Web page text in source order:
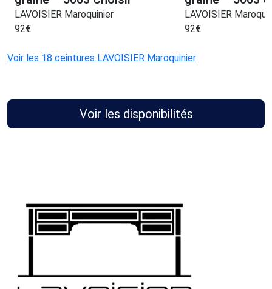
LAVOISIER Maroquinier
92€
LAVOISIER
92€
Voir les 18 ceintures LAVOISIER Maroquinier
Voir les disponibilités